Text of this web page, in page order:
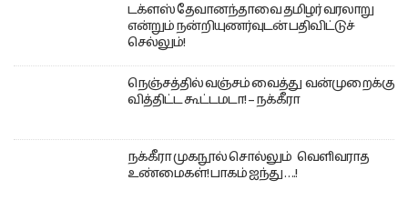
டக்ளஸ் தேவானந்தாவை தமிழர் வரலாறு
என்றும் நன்றியுணர்வுடன் பதிவிட்டுச்
செல்லும்!
நெஞ்சத்தில் வஞ்சம் வைத்து வன்முறைக்கு
வித்திட்ட கூட்டமடா! – நக்கீரா
நக்கீரா முகநூல் சொல்லும் வெளிவராத
உண்மைகள்! பாகம் ஐந்து ….!